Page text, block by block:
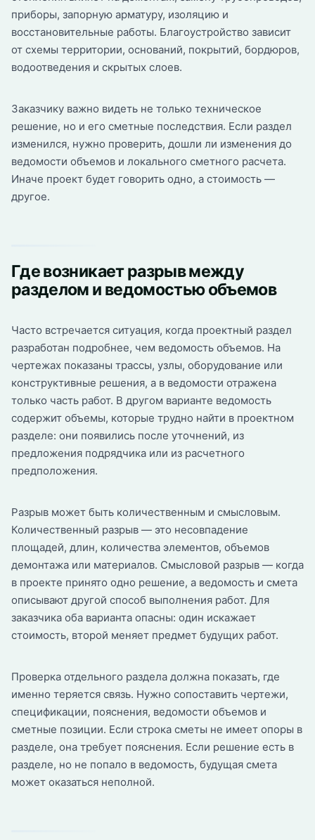
приборы, запорную арматуру, изоляцию и
восстановительные работы. Благоустройство зависит
от схемы территории, оснований, покрытий, бордюров,
водоотведения и скрытых слоев.
Заказчику важно видеть не только техническое
решение, но и его сметные последствия. Если раздел
изменился, нужно проверить, дошли ли изменения до
ведомости объемов и локального сметного расчета.
Иначе проект будет говорить одно, а стоимость —
другое.
Где возникает разрыв между
разделом и ведомостью объемов
Часто встречается ситуация, когда проектный раздел
разработан подробнее, чем ведомость объемов. На
чертежах показаны трассы, узлы, оборудование или
конструктивные решения, а в ведомости отражена
только часть работ. В другом варианте ведомость
содержит объемы, которые трудно найти в проектном
разделе: они появились после уточнений, из
предложения подрядчика или из расчетного
предположения.
Разрыв может быть количественным и смысловым.
Количественный разрыв — это несовпадение
площадей, длин, количества элементов, объемов
демонтажа или материалов. Смысловой разрыв — когда
в проекте принято одно решение, а ведомость и смета
описывают другой способ выполнения работ. Для
заказчика оба варианта опасны: один искажает
стоимость, второй меняет предмет будущих работ.
Проверка отдельного раздела должна показать, где
именно теряется связь. Нужно сопоставить чертежи,
спецификации, пояснения, ведомости объемов и
сметные позиции. Если строка сметы не имеет опоры в
разделе, она требует пояснения. Если решение есть в
разделе, но не попало в ведомость, будущая смета
может оказаться неполной.